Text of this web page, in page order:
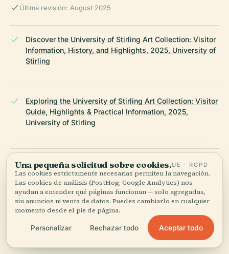
Última revisión: August 2025
Discover the University of Stirling Art Collection: Visitor
Information, History, and Highlights, 2025, University of
Stirling
Exploring the University of Stirling Art Collection: Visitor
Guide, Highlights & Practical Information, 2025,
University of Stirling
Exploring the Pathfoot Building: Visiting Hours, Tickets,
and Architectural Highlights at Stirling University, 2025,
e-architect & Historic Environment Scotland
Art at Stirling: The Story, 2025, University of Stirling
Una pequeña solicitud sobre cookies.UE · RGPD
Las cookies estrictamente necesarias permiten la navegación.
Las cookies de análisis (PostHog, Google Analytics) nos
ayudan a entender qué páginas funcionan — solo agregadas,
sin anuncios ni venta de datos. Puedes cambiarlo en cualquier
momento desde el pie de página.
Personalizar Rechazar todo Aceptar todo